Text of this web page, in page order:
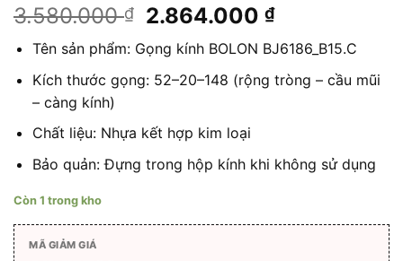
3.580.000₫
Giá
gốc
là:
3.580.000 ₫.
2.864.000₫Giá
hiện
tại
là:
Tên sản phẩm: Gọng kính BOLON BJ6186_B15.C
Kích thước gọng: 52–20–148 (rộng tròng – cầu mũi
– càng kính)
Chất liệu: Nhựa kết hợp kim loại
Bảo quản: Đựng trong hộp kính khi không sử dụng
Còn 1 trong kho
MÃ GIẢM GIÁ